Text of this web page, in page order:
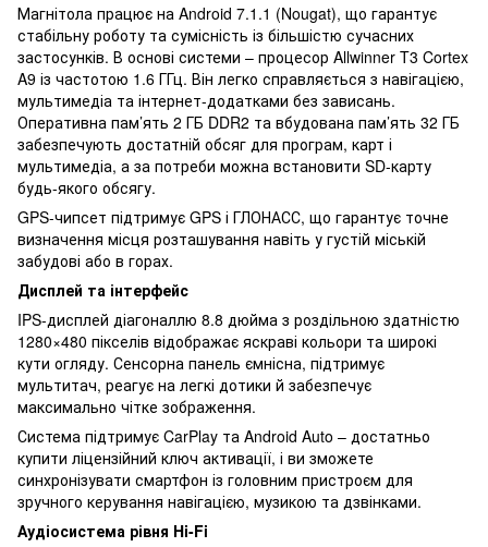
Магнітола працює на Android 7.1.1 (Nougat), що гарантує
стабільну роботу та сумісність із більшістю сучасних
застосунків. В основі системи – процесор Allwinner T3 Cortex
A9 із частотою 1.6 ГГц. Він легко справляється з навігацією,
мультимедіа та інтернет-додатками без зависань.
Оперативна пам’ять 2 ГБ DDR2 та вбудована пам’ять 32 ГБ
забезпечують достатній обсяг для програм, карт і
мультимедіа, а за потреби можна встановити SD-карту
будь-якого обсягу.
GPS-чипсет підтримує GPS і ГЛОНАСС, що гарантує точне
визначення місця розташування навіть у густій міській
забудові або в горах.
Дисплей та інтерфейс
IPS-дисплей діагоналлю 8.8 дюйма з роздільною здатністю
1280×480 пікселів відображає яскраві кольори та широкі
кути огляду. Сенсорна панель ємнісна, підтримує
мультитач, реагує на легкі дотики й забезпечує
максимально чітке зображення.
Система підтримує CarPlay та Android Auto – достатньо
купити ліцензійний ключ активації, і ви зможете
синхронізувати смартфон із головним пристроєм для
зручного керування навігацією, музикою та дзвінками.
Аудіосистема рівня Hi-Fi